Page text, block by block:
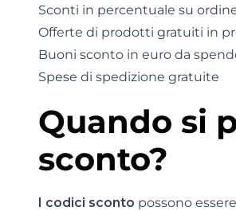
Sconti in percentuale su
Offerte di prodotti gratuiti in
Buoni sconto in euro da
Spese di spedizione gratuite
Quando si
sconto?
I codici sconto possono